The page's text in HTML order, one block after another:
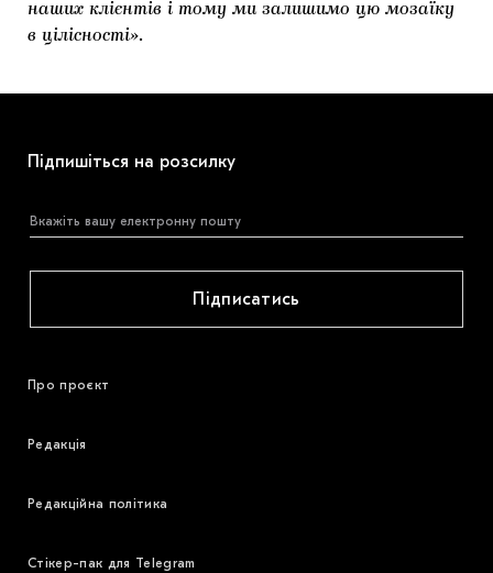
наших клієнтів і тому ми залишимо цю мозаїку
в цілісності».
Підпишіться на розсилку
Підписатись
Про проєкт
Редакція
Редакційна політика
Стікер-пак для Telegram